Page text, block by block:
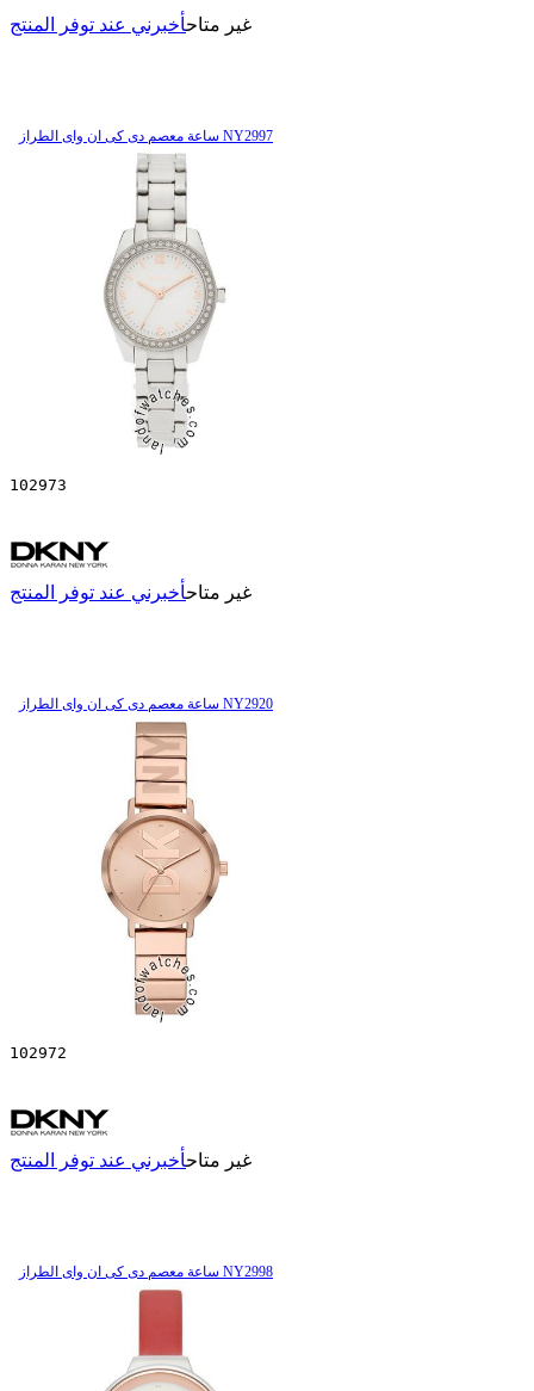
غير متاحأخبرني عند توفر المنتج
ساعة معصم دی کی ان وای الطراز NY2997
102973
غير متاحأخبرني عند توفر المنتج
ساعة معصم دی کی ان وای الطراز NY2920
102972
غير متاحأخبرني عند توفر المنتج
ساعة معصم دی کی ان وای الطراز NY2998